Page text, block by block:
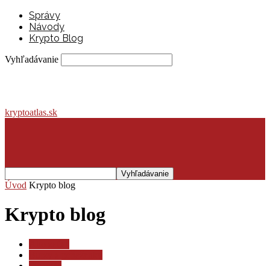
Správy
Návody
Krypto Blog
Vyhľadávanie
kryptoatlas.sk
Úvod Krypto blog
Krypto blog